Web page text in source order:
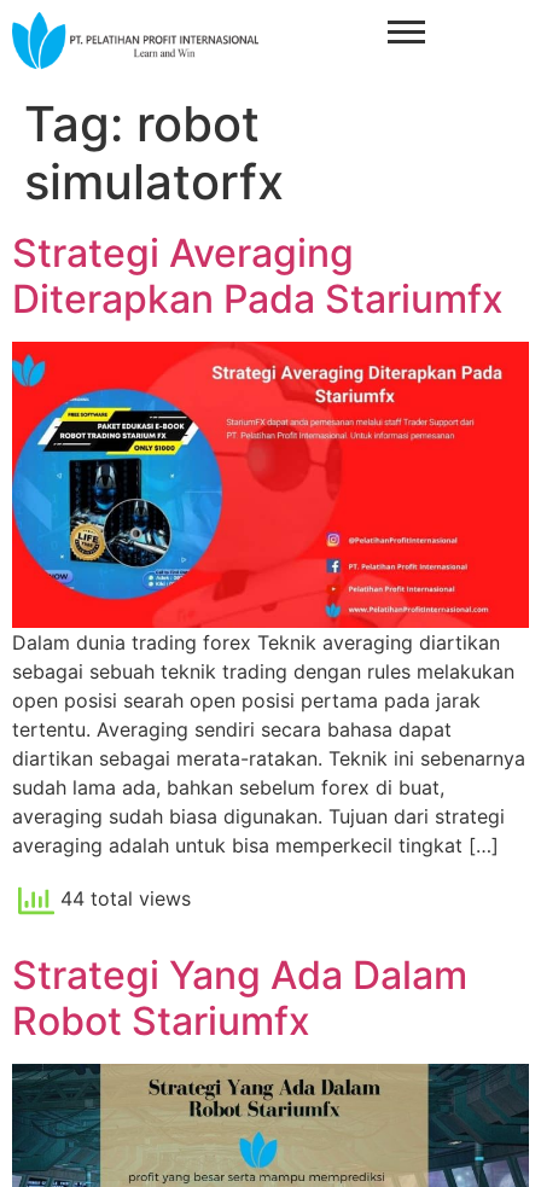
Tag: robot
simulatorfx
Strategi Averaging
Diterapkan Pada Stariumfx
Dalam dunia trading forex Teknik averaging diartikan
sebagai sebuah teknik trading dengan rules melakukan
open posisi searah open posisi pertama pada jarak
tertentu. Averaging sendiri secara bahasa dapat
diartikan sebagai merata-ratakan. Teknik ini sebenarnya
sudah lama ada, bahkan sebelum forex di buat,
averaging sudah biasa digunakan. Tujuan dari strategi
averaging adalah untuk bisa memperkecil tingkat […]
44 total views
Strategi Yang Ada Dalam
Robot Stariumfx